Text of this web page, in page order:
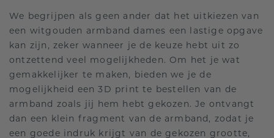
We begrijpen als geen ander dat het uitkiezen van
een witgouden armband dames een lastige opgave
kan zijn, zeker wanneer je de keuze hebt uit zo
ontzettend veel mogelijkheden. Om het je wat
gemakkelijker te maken, bieden we je de
mogelijkheid een 3D print te bestellen van de
armband zoals jij hem hebt gekozen. Je ontvangt
dan een klein fragment van de armband, zodat je
een goede indruk krijgt van de gekozen grootte,